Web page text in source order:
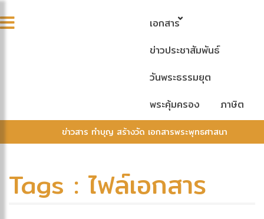
เอกสาร
ข่าวประชาสัมพันธ์
วันพระธรรมยุต
พระคุ้มครอง
ภาษิต
ข่าวสาร ทำบุญ สร้างวัด เอกสารพระพุทธศาสนา
Tags : ไฟล์เอกสาร